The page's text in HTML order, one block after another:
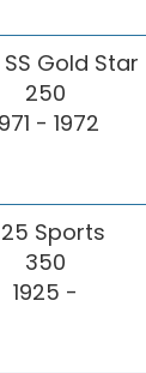
Gold Star
250
- 1972
25 Sports
350
1925 -